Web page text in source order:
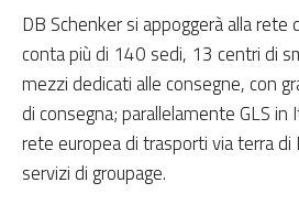
DB Schenker si appoggerà alla rete
conta più di 140 sedi, 13 centri di
mezzi dedicati alle consegne, con
di consegna; parallelamente GLS in
rete europea di trasporti via terra di
servizi di groupage.